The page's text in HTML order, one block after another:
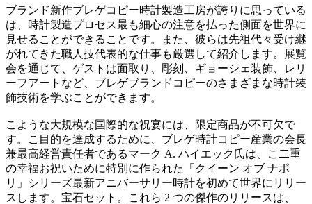
ブランド新作ブレゲコピー時計製造工房が誇りに思っている
は、時計製造プロセス最も細心の注意を払った側面を世界に
見せることができることです。また、彼らは先祖代々受け継
がれてきた職人技代表的な仕事も厳選して紹介します。展覧
会を通じて、ゲストは面取り、彫刻、ギョーシェ装飾、レリ
ーフアートなど、ブレゲブランドコピーのさまざまな時計装
飾技術を学ぶことができます。
こような大規模な国際的な祝宴には、限定商品が不可欠で
す。こ目的を達成するために、ブレゲ時計コピー産業の会長
兼最高経営責任者であるマーク A. ハイエック氏は、こ二重
の幸福お祝いために特別に作られた「クイーン オブ ナポ
リ」シリーズ最新アニバーサリー時計を初めて世界にリリー
スします。宝石セット。これら 2 つの傑作のリリースは、